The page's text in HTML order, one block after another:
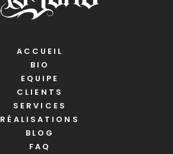
ACCUEIL
BIO
EQUIPE
CLIENTS
SERVICES
RÉALISATIONS
BLOG
FAQ